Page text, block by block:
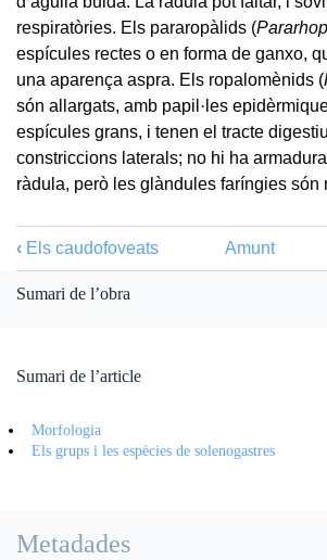
respiratòries. Els pararopàlids (
espícules rectes o en forma de ganxo,
una aparença aspra. Els ropalomènids (
són allargats, amb papil·les
espícules grans, i tenen el tracte
constriccions laterals; no hi ha
ràdula, però les glàndules faríngies són
‹ Els caudofoveats Amunt
Sumari de l’obra
Sumari de l’article
Morfologia
Els grups i les espècies de solenogastres
Metadades